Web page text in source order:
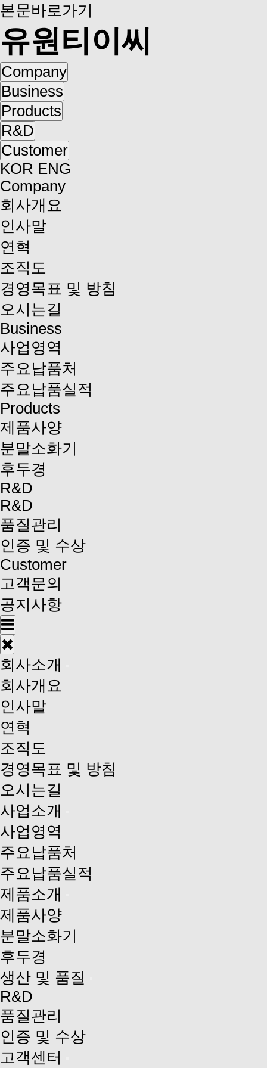
본문바로가기
유원티이씨
Company
Business
Products
R&D
Customer
KOR ENG
Company
회사개요
인사말
연혁
조직도
경영목표 및 방침
오시는길
Business
사업영역
주요납품처
주요납품실적
Products
제품사양
분말소화기
후두경
R&D
R&D
품질관리
인증 및 수상
Customer
고객문의
공지사항
회사소개
회사개요
인사말
연혁
조직도
경영목표 및 방침
오시는길
사업소개
사업영역
주요납품처
주요납품실적
제품소개
제품사양
분말소화기
후두경
생산 및 품질
R&D
품질관리
인증 및 수상
고객센터